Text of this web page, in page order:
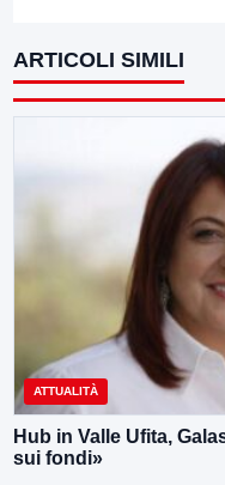
ARTICOLI SIMILI
ATTUALITÀ
Hub in Valle Ufita,
sui fondi»